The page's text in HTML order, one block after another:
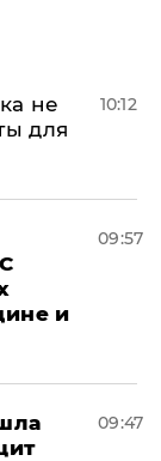
не
для
10:12
и
09:57
09:47